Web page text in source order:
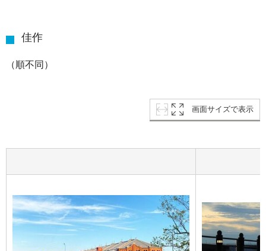
佳作
（順不同）
画面サイズで表示